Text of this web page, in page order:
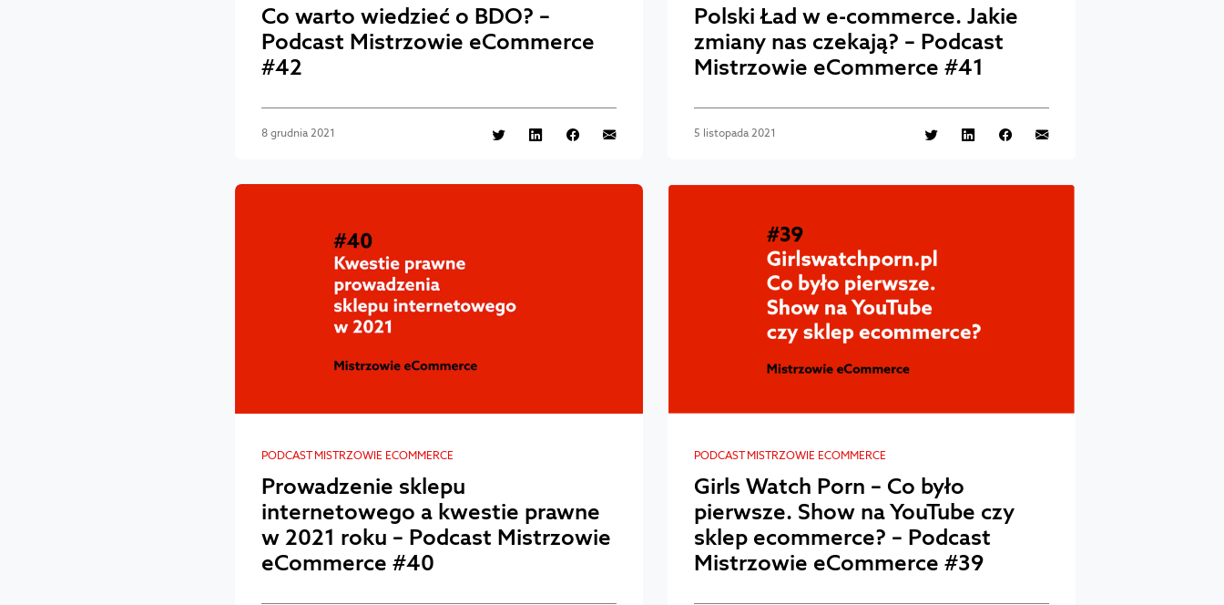
Co warto wiedzieć o BDO? –
Podcast Mistrzowie eCommerce
#42
8 grudnia 2021
Polski Ład w e-commerce. Jakie
zmiany nas czekają? – Podcast
Mistrzowie eCommerce #41
5 listopada 2021
PODCAST MISTRZOWIE ECOMMERCE
Prowadzenie sklepu
internetowego a kwestie prawne
w 2021 roku – Podcast Mistrzowie
eCommerce #40
PODCAST MISTRZOWIE ECOMMERCE
Girls Watch Porn – Co było
pierwsze. Show na YouTube czy
sklep ecommerce? – Podcast
Mistrzowie eCommerce #39